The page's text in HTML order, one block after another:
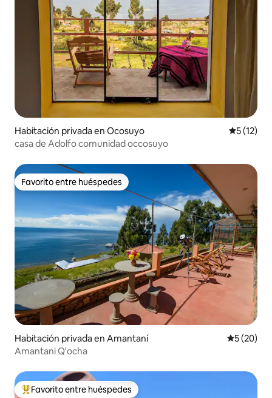
Habitación privada en Ocosuyo
5 (12)
casa de Adolfo comunidad occosuyo
Favorito entre huéspedes
Favorito entre huéspedes
Habitación privada en Amantaní
5 (20)
Amantani Q'ocha
Favorito entre los huéspedes más destacados
Favorito entre huéspedes